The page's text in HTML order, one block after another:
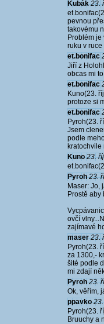
Kubák 23.
pevnou
takovému
Problém
ruku v
et.bonifac
Jiří z
obcas mi
et.bonifac
Kuno(23.
protoze si
et.bonifac
Pyroh(23.
Jsem
podle
Kuno 23.
Pyroh 23.
Maser: Jo,
Prostě aby
ovčí
zajímavé
maser 23.
Pyroh(23.
za 1300,-
šité podle
mi zdají
Pyroh 23.
Ok, věřím,
ppavko
Pyroh(23.
Bruuchy a